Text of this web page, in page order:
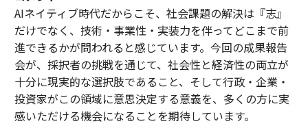
AIネイティブ時代だからこそ、社会課題の解決は『志』
だけでなく、技術・事業性・実装力を伴ってどこまで前
進できるかが問われると感じています。今回の成果報告
会が、採択者の挑戦を通じて、社会性と経済性の両立が
十分に現実的な選択肢であること、そして行政・企業・
投資家がこの領域に意思決定する意義を、多くの方に実
感いただける機会になることを期待しています。